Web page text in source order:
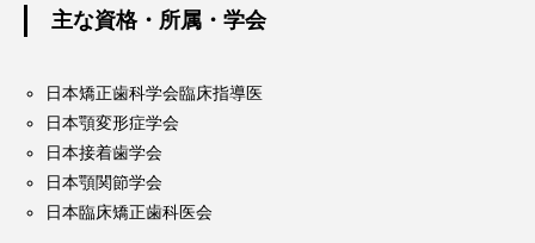
主な資格・所属・学会
日本矯正歯科学会臨床指導医
日本顎変形症学会
日本接着歯学会
日本顎関節学会
日本臨床矯正歯科医会